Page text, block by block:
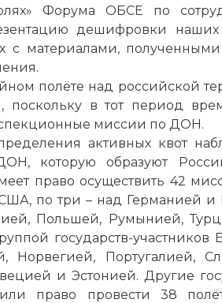
Форума ОБСЕ по
дешифровки
с материалами,
полёте над российской
поскольку в тот период
миссии по ДОН.
активных квот
которую образуют
право осуществить 42
по три – над Германией и
Польшей, Румынией,
государств-участников
Норвегией, Португалией,
и Эстонией. Другие
право провести 38